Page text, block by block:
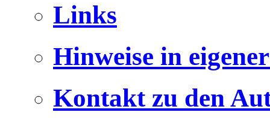
Links
Hinweise in
Kontakt zu den